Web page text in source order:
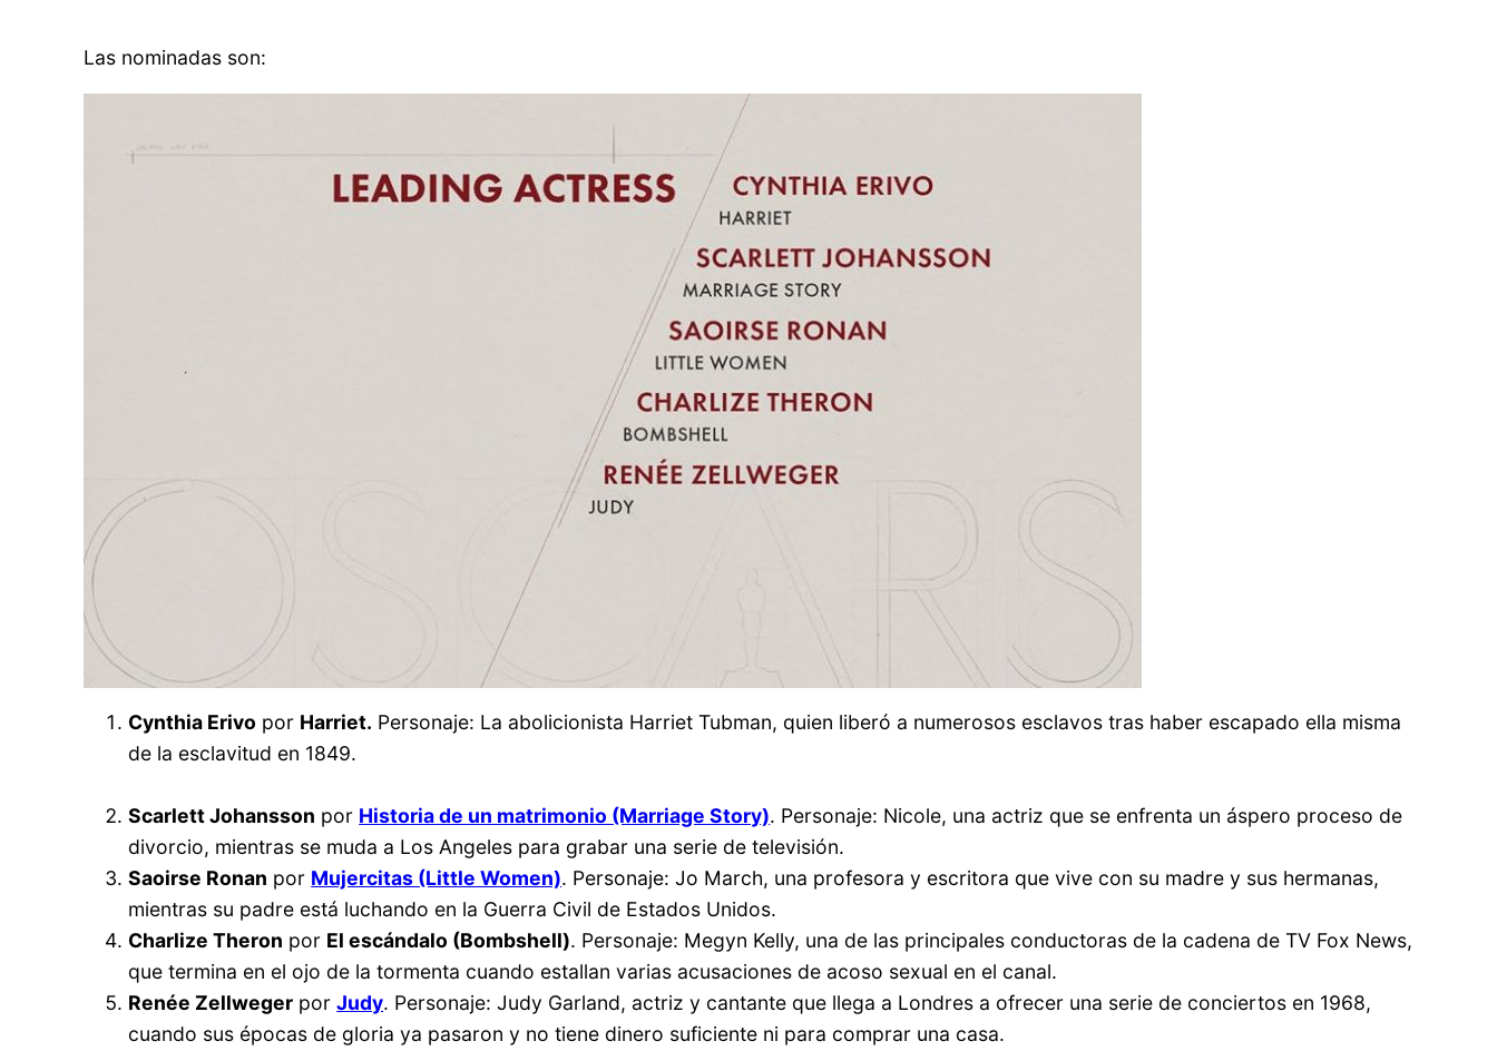
Las nominadas son:
Cynthia Erivo por Harriet. Personaje: La abolicionista Harriet Tubman, quien liberó a numerosos esclavos tras haber escapado ella misma
de la esclavitud en 1849.
Scarlett Johansson por Historia de un matrimonio (Marriage Story). Personaje: Nicole, una actriz que se enfrenta un áspero proceso de
divorcio, mientras se muda a Los Angeles para grabar una serie de televisión.
Saoirse Ronan por Mujercitas (Little Women). Personaje: Jo March, una profesora y escritora que vive con su madre y sus hermanas,
mientras su padre está luchando en la Guerra Civil de Estados Unidos.
Charlize Theron por El escándalo (Bombshell). Personaje: Megyn Kelly, una de las principales conductoras de la cadena de TV Fox News,
que termina en el ojo de la tormenta cuando estallan varias acusaciones de acoso sexual en el canal.
Renée Zellweger porJudy. Personaje: Judy Garland, actriz y cantante que llega a Londres a ofrecer una serie de conciertos en 1968,
cuando sus épocas de gloria ya pasaron y no tiene dinero suficiente ni para comprar una casa.